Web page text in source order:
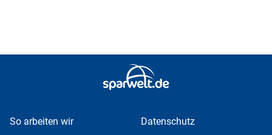
So arbeiten wir Datenschutz